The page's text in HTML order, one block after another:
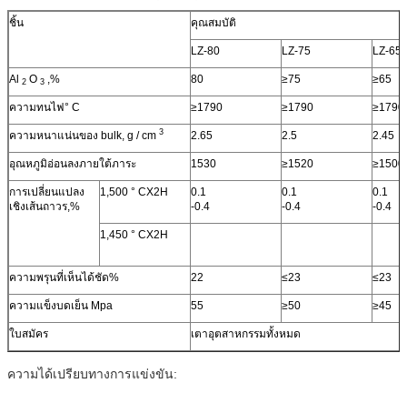
ชิ้น คุณสมบัติ
LZ-80 LZ-75 LZ-65
Al 2 O 3 ,% 80 ≥75 ≥65
ความทนไฟ° C ≥1790 ≥1790 ≥1790
ความหนาแน่นของ bulk, g / cm 3 2.65 2.5 2.45
อุณหภูมิอ่อนลงภายใต้ภาระ 1530 ≥1520 ≥1500
การเปลี่ยนแปลง
เชิงเส้นถาวร,%
1,500 ° CX2H
0.1
-0.4
0.1
-0.4
0.1
-0.4
1,450 ° CX2H
ความพรุนที่เห็นได้ชัด% 22 ≤23 ≤23
ความแข็งบดเย็น Mpa 55 ≥50 ≥45
ใบสมัคร เตาอุตสาหกรรมทั้งหมด
ความได้เปรียบทางการแข่งขัน: